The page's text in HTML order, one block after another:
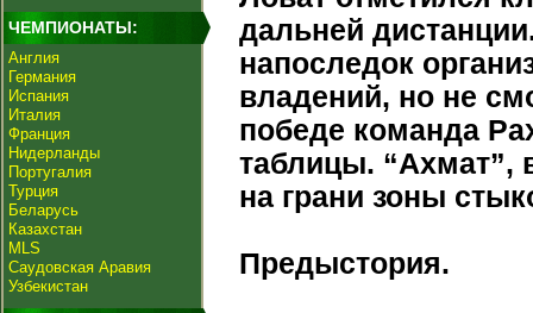
ЧЕМПИОНАТЫ:
Англия
Германия
Испания
Италия
Франция
Нидерланды
Португалия
Турция
Беларусь
Казахстан
MLS
Саудовская Аравия
Узбекистан
дальней
напоследок
владений, но не
победе команда
таблицы. “Ахмат”,
на грани зоны
Предыстория.